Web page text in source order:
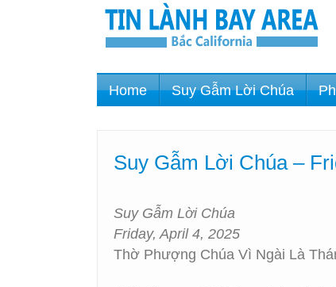
Home Suy Gẫm Lời Chúa
Suy Gẫm Lời Chúa –
Suy Gẫm Lời Chúa
Friday, April 4, 2025
Thờ Phượng Chúa Vì Ngài Là